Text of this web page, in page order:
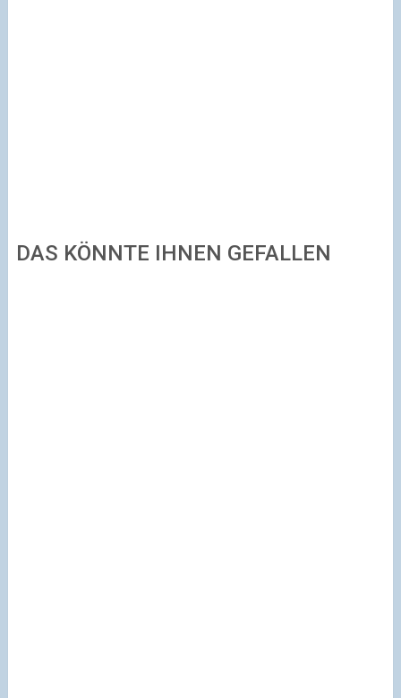
DAS KÖNNTE IHNEN GEFALLEN